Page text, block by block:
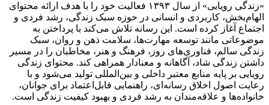
«زندگی رویایی» از سال ۱۳۹۳ فعالیت خود را با هدف ارائه محتوای
الهام‌بخش، کاربردی و انسانی در حوزه سبک زندگی، رشد فردی و
اجتماع آغاز کرده است. این رسانه تلاش می‌کند با پرداختن به
موضوعاتی مانند توسعه مهارت‌ها، سلامت ذهن و روان، سبک
زندگی سالم، فناوری‌های روز، فرهنگ و هنر، مخاطبان را در مسیر
داشتن زندگی شاد، آگاهانه و معنادار همراهی کند. محتوای زندگی
رویایی بر پایه منابع معتبر داخلی و بین‌المللی تولید می‌شود و با
رعایت اصول اخلاق رسانه‌ای، راهنمایی قابل‌اعتماد برای جوانان،
خانواده‌ها و علاقه‌مندان به رشد فردی و بهبود کیفیت زندگی است.